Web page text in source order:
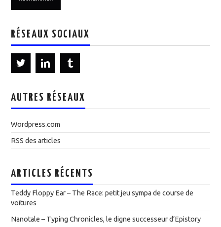
RÉSEAUX SOCIAUX
AUTRES RÉSEAUX
Wordpress.com
RSS des articles
ARTICLES RÉCENTS
Teddy Floppy Ear – The Race: petit jeu sympa de course de
voitures
Nanotale – Typing Chronicles, le digne successeur d’Epistory